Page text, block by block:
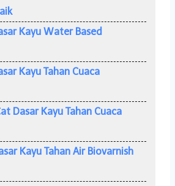
Kayu Water Based
Kayu Tahan Cuaca
Dasar Kayu Tahan Cuaca
Kayu Tahan Air Biovarnish